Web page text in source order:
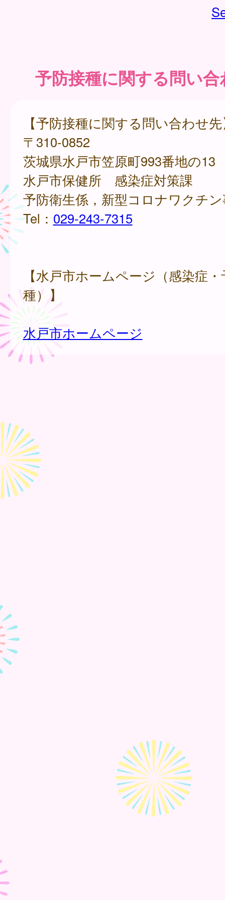
予防接種に関する問い
【予防接種に関する問い合わせ
〒310-0852
茨城県水戸市笠原町993番地の13
水戸市保健所 感染症対策課
予防衛生係，新型コロナワクチ
Tel： 029-243-7315
【水戸市ホームページ（感染症
種）】
水戸市ホームページ